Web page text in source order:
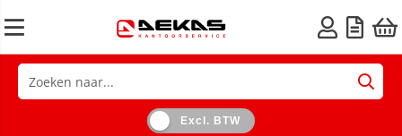
Excl. BTW